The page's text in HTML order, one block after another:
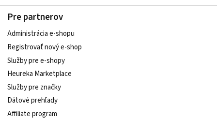
Pre partnerov
Administrácia e-shopu
Registrovať nový e-shop
Služby pre e‑shopy
Heureka Marketplace
Služby pre značky
Dátové prehľady
Affiliate program